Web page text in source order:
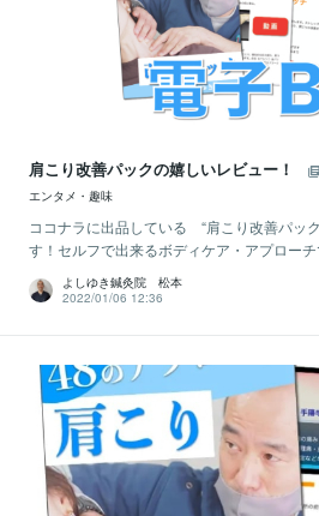
肩こり改善パックの嬉しいレビュー！
エンタメ・趣味
ココナラに出品している “肩こり改善パッ
す！セルフで出来るボディケア・アプロー
よしゆき鍼灸院 松本
2022/01/06 12:36